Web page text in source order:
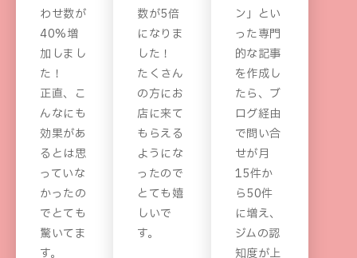
わせ数が
40%増
加しまし
た！
正直、こ
んなにも
効果があ
るとは思
っていな
かったの
でとても
驚いてま
す。
数が5倍
になりま
した！
たくさん
の方にお
店に来て
もらえる
ようにな
ったので
とても嬉
しいで
す。
ン」とい
った専門
的な記事
を作成し
たら、ブ
ログ経由
で問い合
せが月
15件か
ら50件
に増え、
ジムの認
知度が上